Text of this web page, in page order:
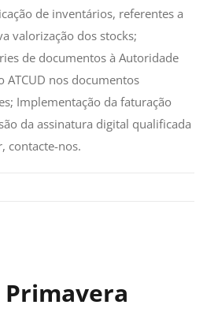
de inventários, referentes a
valorização dos stocks;
de documentos à Autoridade
ATCUD nos documentos
Implementação da faturação
da assinatura digital qualificada
contacte-nos.